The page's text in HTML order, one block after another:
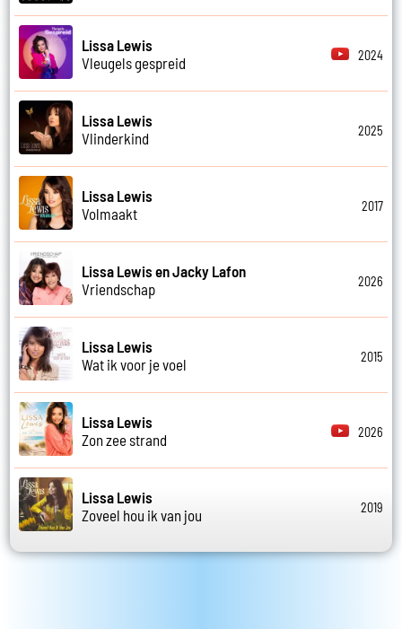
Lissa Lewis
Vleugels gespreid
2024
Lissa Lewis
Vlinderkind
2025
Lissa Lewis
Volmaakt
2017
Lissa Lewis en Jacky Lafon
Vriendschap
2026
Lissa Lewis
Wat ik voor je voel
2015
Lissa Lewis
Zon zee strand
2026
Lissa Lewis
Zoveel hou ik van jou
2019